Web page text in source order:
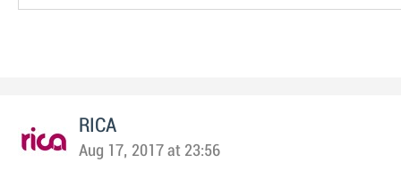
RICA
Aug 17, 2017 at 23:56